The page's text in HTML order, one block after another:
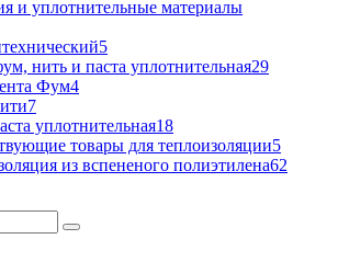
и уплотнительные материалы
5
нить и паста уплотнительная29
Фум4
7
уплотнительная18
товары для теплоизоляции5
из вспененого полиэтилена62